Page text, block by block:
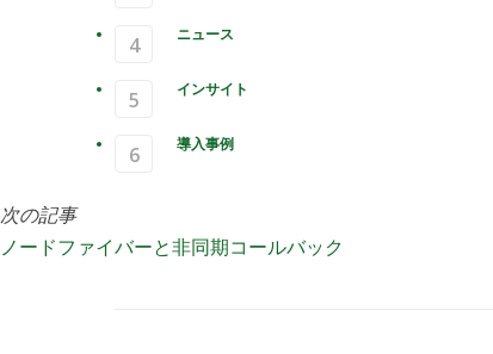
ニュース
インサイト
導入事例
次の記事
ノードファイバーと非同期コールバック